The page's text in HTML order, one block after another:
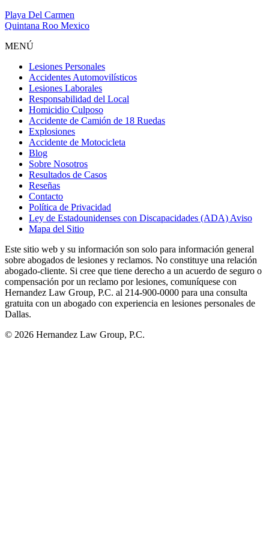
Playa Del Carmen
Quintana Roo Mexico
MENÚ
Lesiones Personales
Accidentes Automovilísticos
Lesiones Laborales
Responsabilidad del Local
Homicidio Culposo
Accidente de Camión de 18 Ruedas
Explosiones
Accidente de Motocicleta
Blog
Sobre Nosotros
Resultados de Casos
Reseñas
Contacto
Política de Privacidad
Ley de Estadounidenses con Discapacidades (ADA) Aviso
Mapa del Sitio
Este sitio web y su información son solo para información general
sobre abogados de lesiones y reclamos. No constituye una relación
abogado-cliente. Si cree que tiene derecho a un acuerdo de seguro o
compensación por un reclamo por lesiones, comuníquese con
Hernandez Law Group, P.C. al 214-900-0000 para una consulta
gratuita con un abogado con experiencia en lesiones personales de
Dallas.
© 2026 Hernandez Law Group, P.C.